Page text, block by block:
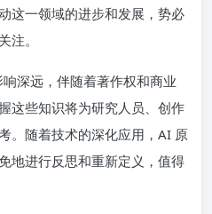
这一领域的进步和发展，势必
注。
深远，伴随着著作权和商业
这些知识将为研究人员、创作
。随着技术的深化应用，AI 原
地进行反思和重新定义，值得